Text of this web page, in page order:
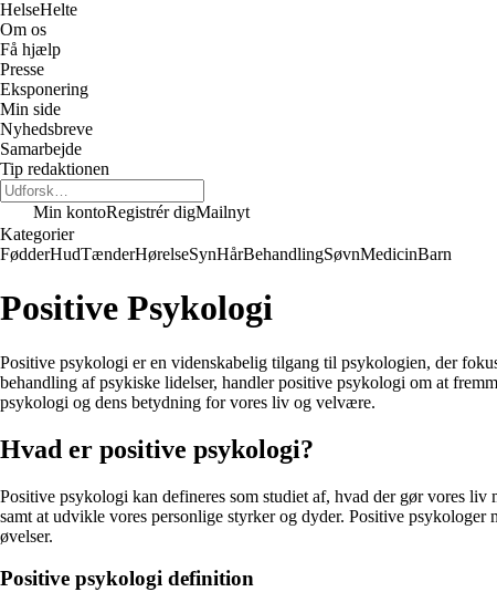
HelseHelte
Om os
Få hjælp
Presse
Eksponering
Min side
Nyhedsbreve
Samarbejde
Tip redaktionen
Min kontoRegistrér digMailnyt
Kategorier
FødderHudTænderHørelseSynHårBehandlingSøvnMedicinBarn
Positive Psykologi
Positive psykologi er en videnskabelig tilgang til psykologien, der
behandling af psykiske lidelser, handler positive psykologi om at
psykologi og dens betydning for vores liv og velvære.
Hvad er positive psykologi?
Positive psykologi kan defineres som studiet af, hvad der gør vores
samt at udvikle vores personlige styrker og dyder. Positive
øvelser.
Positive psykologi definition